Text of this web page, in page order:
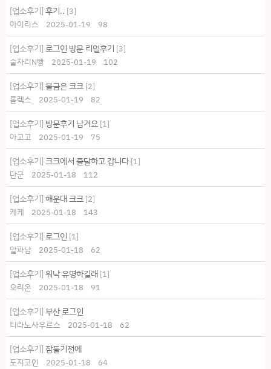
[업소후기] 후기.. [3]
아이리스
2025-01-19 98
[업소후기] 로그인 방문 리얼후기 [3]
술자리N빵
2025-01-19 102
[업소후기] 불금은 크크 [2]
롤렉스
2025-01-19 82
[업소후기] 방문후기 남겨요 [1]
아고고
2025-01-19 75
[업소후기] 크크에서 즐달하고 갑니다[1]
단군
2025-01-18 112
[업소후기] 해운대 크크 [2]
케케
2025-01-18 143
[업소후기] 로그인 [1]
알파남
2025-01-18 62
[업소후기] 워낙 유명하길래 [1]
오리온
2025-01-18 91
[업소후기] 부산 로그인
티라노사우르스 2025-01-18 62
[업소후기] 잠들기전에
도지코인 2025-01-18 64